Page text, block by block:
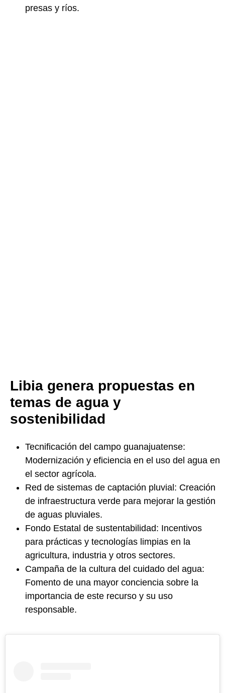
presas y ríos.
Libia genera propuestas en
temas de agua y
sostenibilidad
Tecnificación del campo guanajuatense:
Modernización y eficiencia en el uso del agua en
el sector agrícola.
Red de sistemas de captación pluvial: Creación
de infraestructura verde para mejorar la gestión
de aguas pluviales.
Fondo Estatal de sustentabilidad: Incentivos
para prácticas y tecnologías limpias en la
agricultura, industria y otros sectores.
Campaña de la cultura del cuidado del agua:
Fomento de una mayor conciencia sobre la
importancia de este recurso y su uso
responsable.